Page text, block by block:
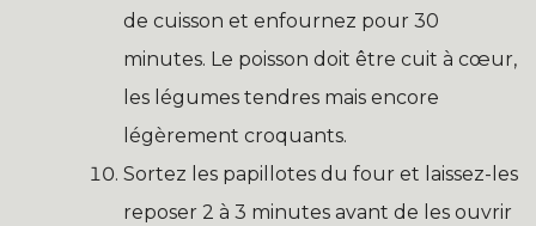
de cuisson et enfournez pour 30
minutes. Le poisson doit être cuit à cœur,
les légumes tendres mais encore
légèrement croquants.
Sortez les papillotes du four et laissez-les
reposer 2 à 3 minutes avant de les ouvrir